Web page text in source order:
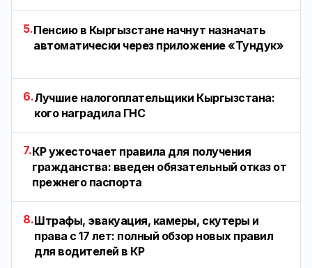
5.Пенсию в Кыргызстане начнут назначать
автоматически через приложение «Тундук»
6.Лучшие налогоплательщики Кыргызстана:
кого наградила ГНС
7.КР ужесточает правила для получения
гражданства: введен обязательный отказ от
прежнего паспорта
8.Штрафы, эвакуация, камеры, скутеры и
права с 17 лет: полный обзор новых правил
для водителей в КР